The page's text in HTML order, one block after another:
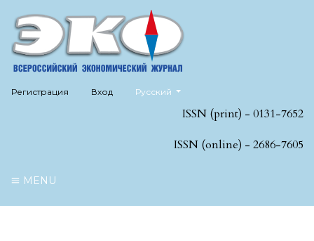
Регистрация Вход Русский
ISSN (print) - 0131-7652
ISSN (online) - 2686-7605
MENU